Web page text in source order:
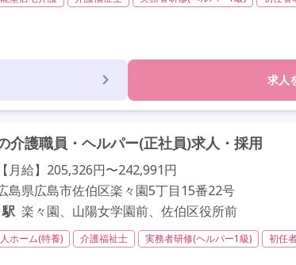
求人
護職員・ヘルパー(正社員)求人・採用
【月給】205,326円〜242,991円
島県広島市佐伯区楽々園5丁目15番22号
楽々園、山陽女学園前、佐伯区役所前
ホーム(特養) 介護福祉士 実務者研修(ヘルパー1級) 初任